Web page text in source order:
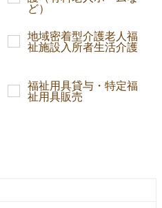
ど）
地域密着型介護老人福
祉施設入所者生活介護
福祉用具貸与・特定福
祉用具販売